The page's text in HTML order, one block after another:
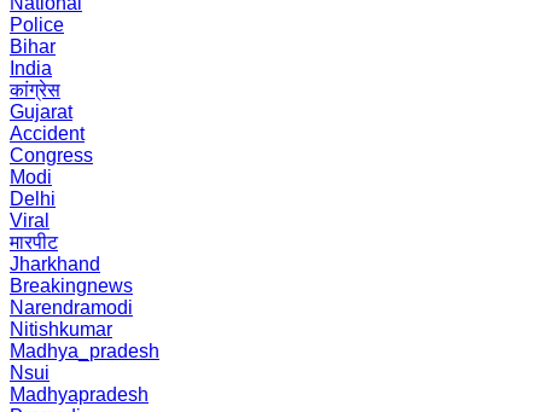
Police
Bihar
India
कांग्रेस
Gujarat
Accident
Congress
Modi
Delhi
Viral
मारपीट
Jharkhand
Breakingnews
Narendramodi
Nitishkumar
Madhya_pradesh
Nsui
Madhyapradesh